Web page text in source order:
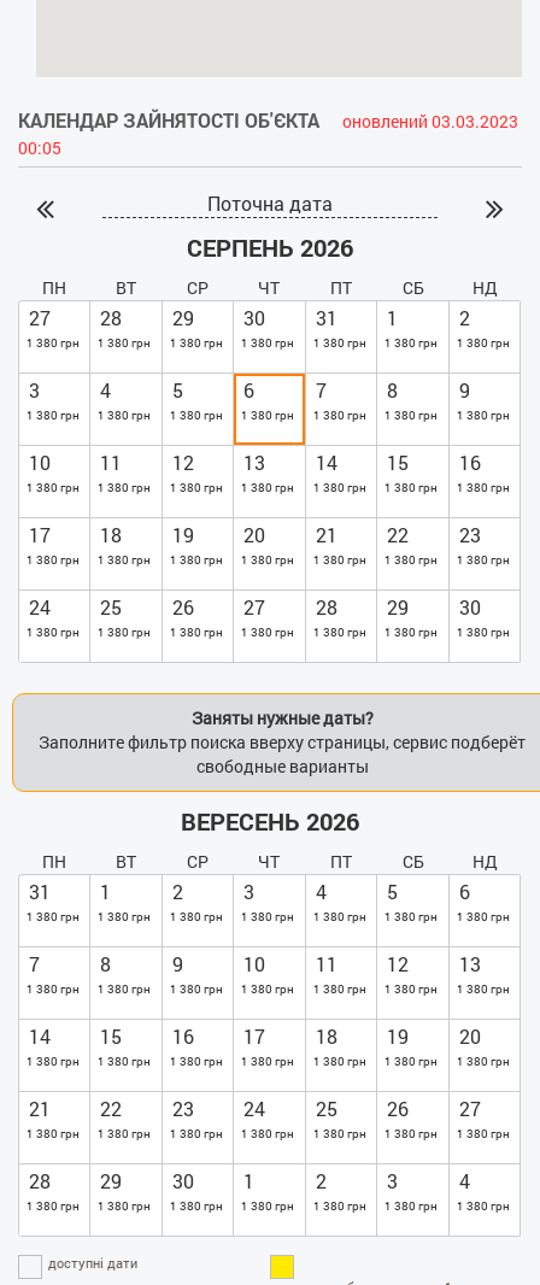
КАЛЕНДАР ЗАЙНЯТОСТІ ОБ'ЄКТА
оновлений 03.03.2023
00:05
Поточна дата
СЕРПЕНЬ 2026
ПН ВТ СР ЧТ ПТ СБ НД
27
1 380 грн
28
1 380 грн
29
1 380 грн
30
1 380 грн
31
1 380 грн
1
1 380 грн
2
1 380 грн
3
1 380 грн
4
1 380 грн
5
1 380 грн
6
1 380 грн
7
1 380 грн
8
1 380 грн
9
1 380 грн
10
1 380 грн
11
1 380 грн
12
1 380 грн
13
1 380 грн
14
1 380 грн
15
1 380 грн
16
1 380 грн
17
1 380 грн
18
1 380 грн
19
1 380 грн
20
1 380 грн
21
1 380 грн
22
1 380 грн
23
1 380 грн
24
1 380 грн
25
1 380 грн
26
1 380 грн
27
1 380 грн
28
1 380 грн
29
1 380 грн
30
1 380 грн
Заняты нужные даты?
Заполните фильтр поиска вверху страницы, сервис подберёт
свободные варианты
ВЕРЕСЕНЬ 2026
ПН ВТ СР ЧТ ПТ СБ НД
31
1 380 грн
1
1 380 грн
2
1 380 грн
3
1 380 грн
4
1 380 грн
5
1 380 грн
6
1 380 грн
7
1 380 грн
8
1 380 грн
9
1 380 грн
10
1 380 грн
11
1 380 грн
12
1 380 грн
13
1 380 грн
14
1 380 грн
15
1 380 грн
16
1 380 грн
17
1 380 грн
18
1 380 грн
19
1 380 грн
20
1 380 грн
21
1 380 грн
22
1 380 грн
23
1 380 грн
24
1 380 грн
25
1 380 грн
26
1 380 грн
27
1 380 грн
28
1 380 грн
29
1 380 грн
30
1 380 грн
1
1 380 грн
2
1 380 грн
3
1 380 грн
4
1 380 грн
доступні дати